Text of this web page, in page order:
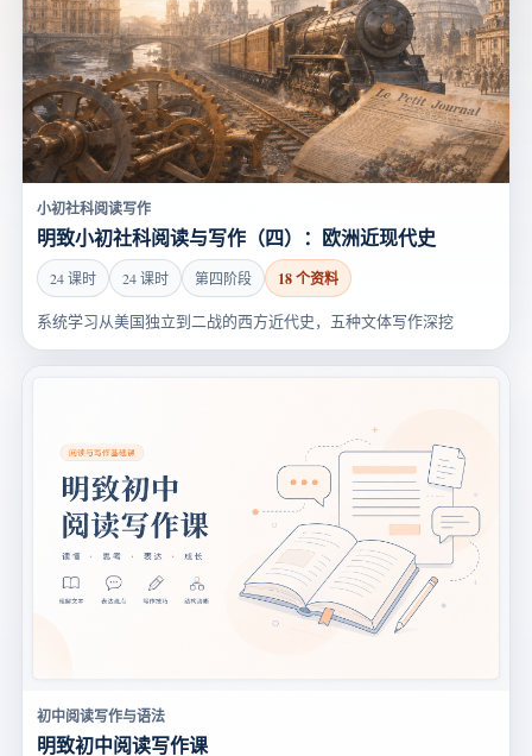
小初社科阅读写作
明致小初社科阅读与写作（四）：欧洲近现代史
24 课时 24 课时 第四阶段 18 个资料
系统学习从美国独立到二战的西方近代史，五种文体写作深挖
初中阅读写作与语法
明致初中阅读写作课